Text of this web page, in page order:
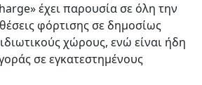
έχει παρουσία σε όλη την
φόρτισης σε δημοσίως
χώρους, ενώ είναι ήδη
σε εγκατεστημένους